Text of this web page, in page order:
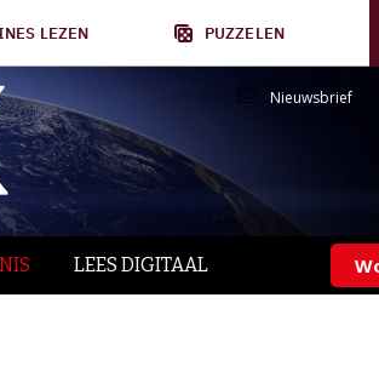
LEZEN PUZZELEN
Nieuwsbrief
LEES DIGITAAL